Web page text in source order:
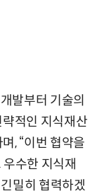
발부터 기술의
적인 지식재산
, “이번 협약을
수한 지식재
밀히 협력하겠